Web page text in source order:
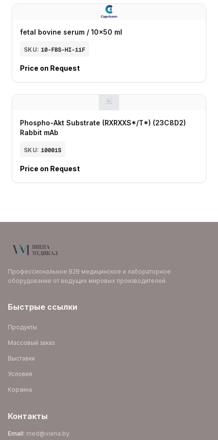
fetal bovine serum / 10x50 ml
SKU: 10-FBS-HI-11F
Price on Request
Phospho-Akt Substrate (RXRXXS*/T*) (23C8D2)
Rabbit mAb
SKU: 10001S
Price on Request
Профессиональное B2B медицинское и лабораторное
оборудование от ведущих мировых производителей.
Быстрые ссылки
Продукты
Массовый заказ
Выставки
Условия
Корзина
Контакты
Email: med@viena.by